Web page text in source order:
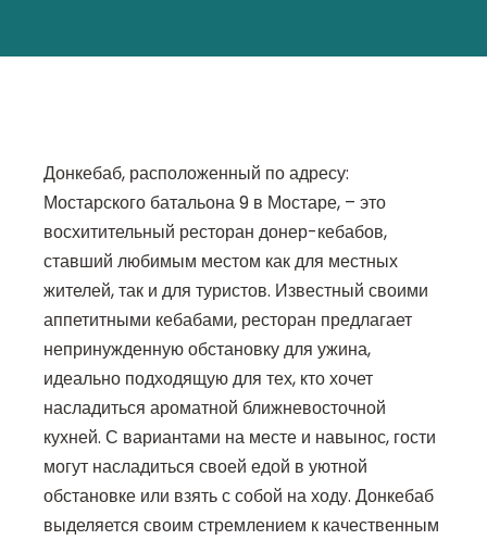
Донкебаб, расположенный по адресу:
Мостарского батальона 9 в Мостаре, – это
восхитительный ресторан донер-кебабов,
ставший любимым местом как для местных
жителей, так и для туристов. Известный своими
аппетитными кебабами, ресторан предлагает
непринужденную обстановку для ужина,
идеально подходящую для тех, кто хочет
насладиться ароматной ближневосточной
кухней. С вариантами на месте и навынос, гости
могут насладиться своей едой в уютной
обстановке или взять с собой на ходу. Донкебаб
выделяется своим стремлением к качественным